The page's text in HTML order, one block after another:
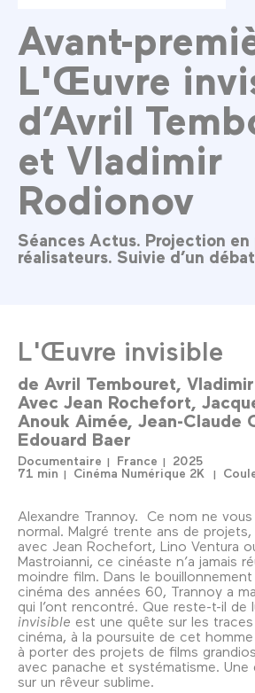
Avant-
L'Œuvre
d’Avril
et Vladimir
Rodionov
Séances Actus. Projection en
réalisateurs. Suivie d’un
L'Œuvre invisible
de Avril Tembouret
Avec Jean Rochefort
Anouk Aimée Jean-Claude
Edouard Baer
Documentaire France
2025
71 min
Cinéma Numérique 2K
Alexandre Trannoy. Ce nom ne
normal. Malgré trente ans de
avec Jean Rochefort, Lino Ventura
Mastroianni, ce cinéaste n’a jamais
moindre film. Dans le
cinéma des années 60, Trannoy a
qui l’ont rencontré. Que reste-t-il de
invisible est une quête sur les
cinéma, à la poursuite de cet
à porter des projets de films
avec panache et systématisme.
sur un rêveur sublime.